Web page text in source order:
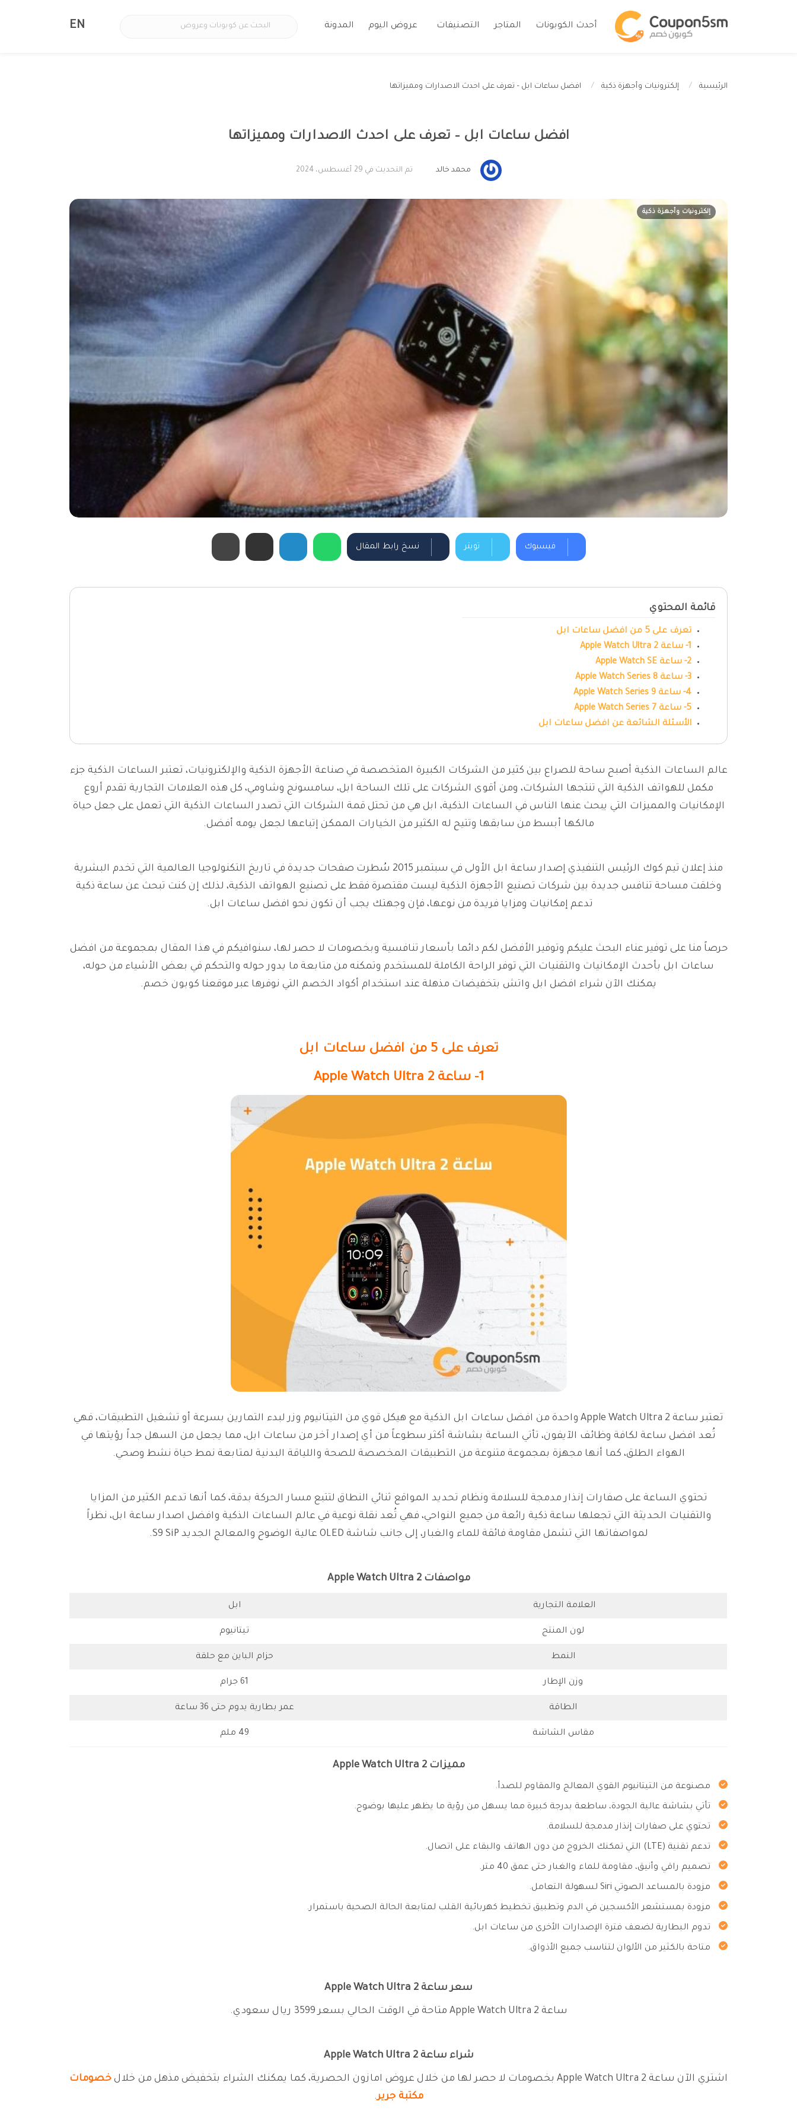
أحدث الكوبونات المتاجر التصنيفات عروض اليوم المدونة EN
الرئيسية إلكترونيات وأجهزة ذكية افضل ساعات ابل – تعرف على احدث الاصدارات ومميزاتها
افضل ساعات ابل – تعرف على احدث الاصدارات ومميزاتها
محمد خالد تم التحديث في 29 أغسطس، 2024
إلكترونيات وأجهزة ذكية
فيسبوك تويتر نسخ رابط المقال
قائمة المحتوي
تعرف على 5 من افضل ساعات ابل
1- ساعة Apple Watch Ultra 2
2- ساعة Apple Watch SE
3- ساعة Apple Watch Series 8
4- ساعة Apple Watch Series 9
5- ساعة Apple Watch Series 7
الأسئلة الشائعة عن افضل ساعات ابل
عالم الساعات الذكية أصبح ساحة للصراع بين كثير من الشركات الكبيرة المتخصصة في صناعة الأجهزة الذكية والإلكترونيات، تعتبر الساعات الذكية جزء
مكمل للهواتف الذكية التي تنتجها الشركات، ومن أقوى الشركات على تلك الساحة ابل، سامسونج وشاومي، كل هذه العلامات التجارية تقدم أروع
الإمكانيات والمميزات التي يبحث عنها الناس في الساعات الذكية، ابل هي من تحتل قمة الشركات التي تصدر الساعات الذكية التي تعمل على جعل حياة
مالكها أبسط من سابقها وتتيح له الكثير من الخيارات الممكن إتباعها لجعل يومه أفضل.
منذ إعلان تيم كوك الرئيس التنفيذي إصدار ساعة ابل الأولى في سبتمبر 2015 سُطرت صفحات جديدة في تاريخ التكنولوجيا العالمية التي تخدم البشرية
وخلقت مساحة تنافس جديدة بين شركات تصنيع الأجهزة الذكية ليست مقتصرة فقط على تصنيع الهواتف الذكية، لذلك إن كنت تبحث عن ساعة ذكية
تدعم إمكانيات ومزايا فريدة من نوعها، فإن وجهتك يجب أن تكون نحو افضل ساعات ابل.
حرصاً منا على توفير عناء البحث عليكم وتوفير الأفضل لكم دائما بأسعار تنافسية وبخصومات لا حصر لها، سنوافيكم في هذا المقال بمجموعة من افضل
ساعات ابل بأحدث الإمكانيات والتقنيات التي توفر الراحة الكاملة للمستخدم وتمكنه من متابعة ما يدور حوله والتحكم في بعض الأشياء من حوله،
يمكنك الآن شراء افضل ابل واتش بتخفيضات مذهلة عند استخدام أكواد الخصم التي نوفرها عبر موقعنا كوبون خصم.
تعرف على 5 من افضل ساعات ابل
1- ساعة Apple Watch Ultra 2
تعتبر ساعة Apple Watch Ultra 2 واحدة من افضل ساعات ابل الذكية مع هيكل قوي من التيتانيوم وزر لبدء التمارين بسرعة أو تشغيل التطبيقات، فهي
تُعد افضل ساعة لكافة وظائف الآيفون، تأتي الساعة بشاشة أكثر سطوعاً من أي إصدار آخر من ساعات ابل، مما يجعل من السهل جداً رؤيتها في
الهواء الطلق، كما أنها مجهزة بمجموعة متنوعة من التطبيقات المخصصة للصحة واللياقة البدنية لمتابعة نمط حياة نشط وصحي.
تحتوي الساعة على صفارات إنذار مدمجة للسلامة ونظام تحديد المواقع ثنائي النطاق لتتبع مسار الحركة بدقة، كما أنها تدعم الكثير من المزايا
والتقنيات الحديثة التي تجعلها ساعة ذكية رائعة من جميع النواحي، فهي تُعد نقلة نوعية في عالم الساعات الذكية وافضل اصدار ساعة ابل، نظراً
لمواصفاتها التي تشمل مقاومة فائقة للماء والغبار، إلى جانب شاشة OLED عالية الوضوح والمعالج الجديد S9 SiP.
مواصفات Apple Watch Ultra 2
العلامة التجارية ابل
لون المنتج تيتانيوم
النمط حزام الباين مع حلقة
وزن الإطار 61 جرام
الطاقة عمر بطارية يدوم حتى 36 ساعة
مقاس الشاشة 49 ملم
مميزات Apple Watch Ultra 2
مصنوعة من التيتانيوم القوي المعالج والمقاوم للصدأ.
تأتي بشاشة عالية الجودة، ساطعة بدرجة كبيرة مما يسهل من رؤية ما يظهر عليها بوضوح.
تحتوي على صفارات إنذار مدمجة للسلامة.
تدعم تقنية (LTE) التي تمكنك الخروج من دون الهاتف والبقاء على اتصال.
تصميم راقي وأنيق، مقاومة للماء والغبار حتى عمق 40 متر.
مزودة بالمساعد الصوتي Siri لسهولة التعامل.
مزودة بمستشعر الأكسجين في الدم وتطبيق تخطيط كهربائية القلب لمتابعة الحالة الصحية باستمرار.
تدوم البطارية لضعف فترة الإصدارات الأخرى من ساعات ابل.
متاحة بالكثير من الألوان لتناسب جميع الأذواق.
سعر ساعة Apple Watch Ultra 2
ساعة Apple Watch Ultra 2 متاحة في الوقت الحالي بسعر 3599 ريال سعودي.
شراء ساعة Apple Watch Ultra 2
اشتري الآن ساعة Apple Watch Ultra 2 بخصومات لا حصر لها من خلال عروض امازون الحصرية، كما يمكنك الشراء بتخفيض مذهل من خلال
خصومات
مكتبة جرير.